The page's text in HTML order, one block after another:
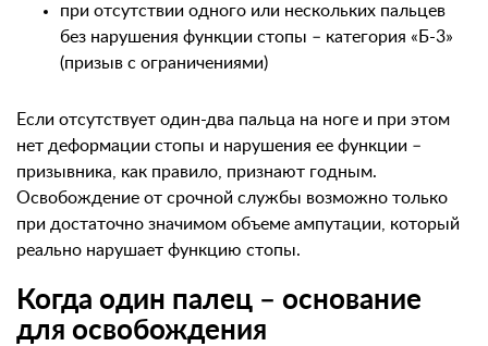
при отсутствии одного или нескольких пальцев
без нарушения функции стопы – категория «Б-3»
(призыв с ограничениями)
Если отсутствует один-два пальца на ноге и при этом
нет деформации стопы и нарушения ее функции –
призывника, как правило, признают годным.
Освобождение от срочной службы возможно только
при достаточно значимом объеме ампутации, который
реально нарушает функцию стопы.
Когда один палец – основание
для освобождения